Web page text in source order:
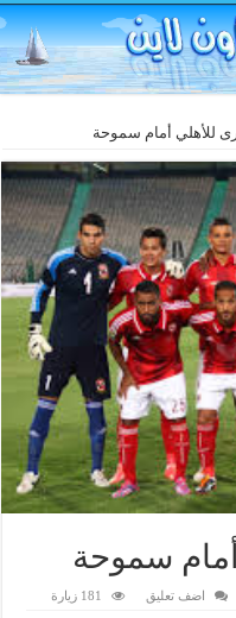
للأهلي أمام سموحة
سموحة
اضف تعليق 181 زيارة